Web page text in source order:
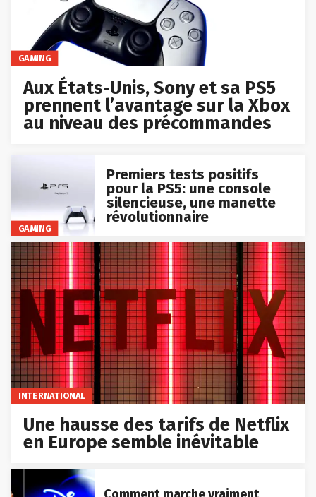
GAMING
Aux États-Unis, Sony et sa PS5
prennent l’avantage sur la Xbox
au niveau des précommandes
GAMING
Premiers tests positifs
pour la PS5: une console
silencieuse, une manette
révolutionnaire
INTERNATIONAL
Une hausse des tarifs de Netflix
en Europe semble inévitable